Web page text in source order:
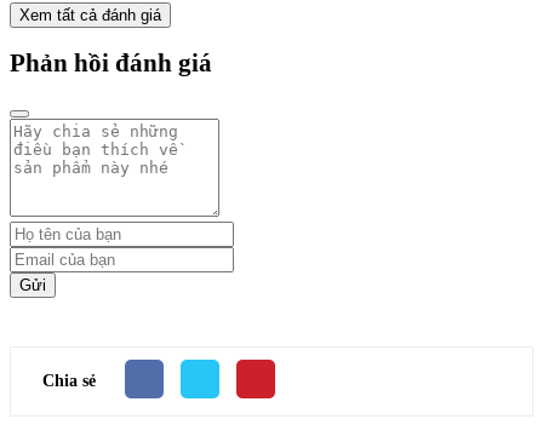
Xem tất cả đánh giá
Phản hồi đánh giá
Gửi
Chia sẻ